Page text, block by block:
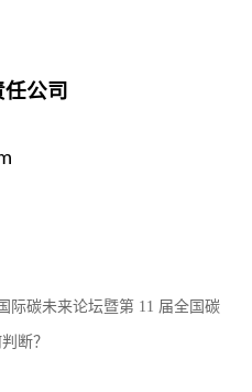
公司
际碳未来论坛暨第 11 届全国碳
断？